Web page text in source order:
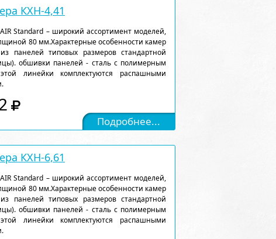
КХН-4,41
Standard – широкий ассортимент моделей,
80 мм.Характерные особенности камер
панелей типовых размеров стандартной
обшивки панелей - сталь с полимерным
линейки комплектуются распашными
Подробнее...
КХН-6,61
Standard – широкий ассортимент моделей,
80 мм.Характерные особенности камер
панелей типовых размеров стандартной
обшивки панелей - сталь с полимерным
линейки комплектуются распашными